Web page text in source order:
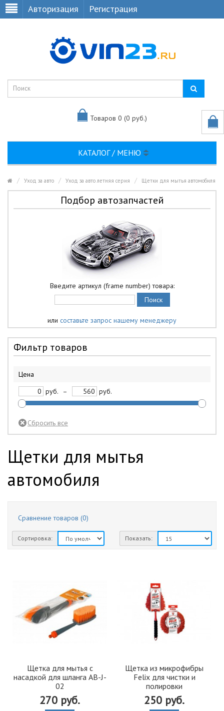
Авторизация Регистрация
Товаров 0 (0 руб.)
КАТАЛОГ / МЕНЮ
Уход за авто Уход за авто летняя серия Щетки для мытья автомобиля
Подбор автозапчастей
Введите артикул (frame number) товара:
или составьте запрос нашему менеджеру
Фильтр товаров
Цена
руб.
– руб.
Щетки для мытья
автомобиля
Сравнение товаров (0)
Сортировка: Показать:
Щетка для мытья с
насадкой для шланга AB-J-
02
270 руб.
Щетка из микрофибры
Felix для чистки и
полировки
250 руб.